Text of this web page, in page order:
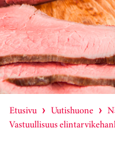
Etusivu Uutishuone
Vastuullisuus